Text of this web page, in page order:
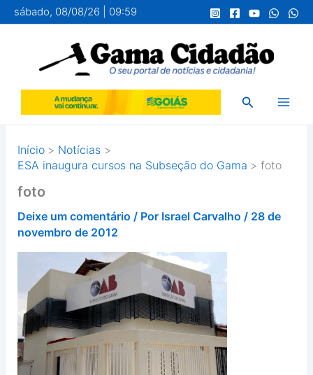
para
conteúdo
sábado, 08/08/26 | 09:59
Pesquisar
Início
Notícias
ESA inaugura cursos na Subseção do Gama
foto
foto
Deixe um comentário / Por Israel Carvalho / 28 de
novembro de 2012